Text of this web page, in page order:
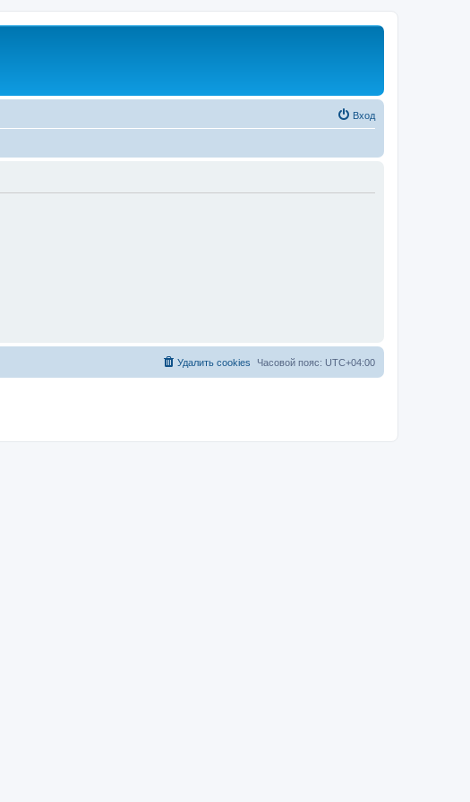
Вход
Часовой пояс: UTC+04:00
Удалить cookies